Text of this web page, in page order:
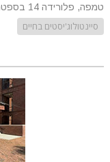
טמפה, פלורידה 14 בספטמבר 2022
סיינטולוג'יסטים בחיים